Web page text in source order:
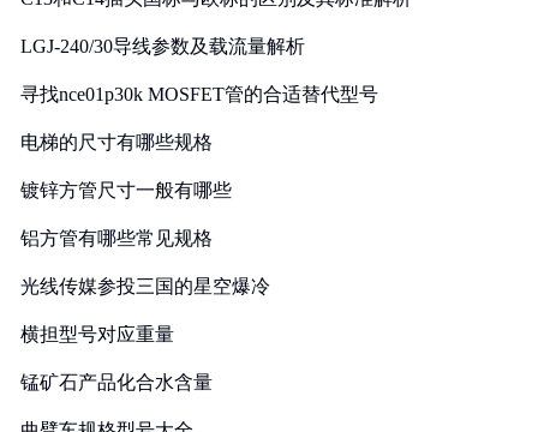
LGJ-240/30导线参数及载流量解析
寻找nce01p30k MOSFET管的合适替代型号
电梯的尺寸有哪些规格
镀锌方管尺寸一般有哪些
铝方管有哪些常见规格
光线传媒参投三国的星空爆冷
横担型号对应重量
锰矿石产品化合水含量